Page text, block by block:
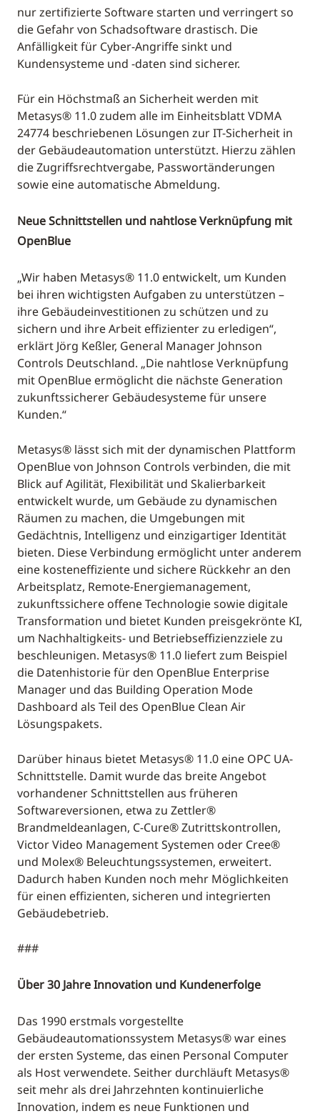
nur zertifizierte Software starten und verringert so
die Gefahr von Schadsoftware drastisch. Die
Anfälligkeit für Cyber-Angriffe sinkt und
Kundensysteme und -daten sind sicherer.
Für ein Höchstmaß an Sicherheit werden mit
Metasys® 11.0 zudem alle im Einheitsblatt VDMA
24774 beschriebenen Lösungen zur IT-Sicherheit in
der Gebäudeautomation unterstützt. Hierzu zählen
die Zugriffsrechtvergabe, Passwortänderungen
sowie eine automatische Abmeldung.
Neue Schnittstellen und nahtlose Verknüpfung mit
OpenBlue
„Wir haben Metasys® 11.0 entwickelt, um Kunden
bei ihren wichtigsten Aufgaben zu unterstützen –
ihre Gebäudeinvestitionen zu schützen und zu
sichern und ihre Arbeit effizienter zu erledigen“,
erklärt Jörg Keßler, General Manager Johnson
Controls Deutschland. „Die nahtlose Verknüpfung
mit OpenBlue ermöglicht die nächste Generation
zukunftssicherer Gebäudesysteme für unsere
Kunden.“
Metasys® lässt sich mit der dynamischen Plattform
OpenBlue von Johnson Controls verbinden, die mit
Blick auf Agilität, Flexibilität und Skalierbarkeit
entwickelt wurde, um Gebäude zu dynamischen
Räumen zu machen, die Umgebungen mit
Gedächtnis, Intelligenz und einzigartiger Identität
bieten. Diese Verbindung ermöglicht unter anderem
eine kosteneffiziente und sichere Rückkehr an den
Arbeitsplatz, Remote-Energiemanagement,
zukunftssichere offene Technologie sowie digitale
Transformation und bietet Kunden preisgekrönte KI,
um Nachhaltigkeits- und Betriebseffizienzziele zu
beschleunigen. Metasys® 11.0 liefert zum Beispiel
die Datenhistorie für den OpenBlue Enterprise
Manager und das Building Operation Mode
Dashboard als Teil des OpenBlue Clean Air
Lösungspakets.
Darüber hinaus bietet Metasys® 11.0 eine OPC UA-
Schnittstelle. Damit wurde das breite Angebot
vorhandener Schnittstellen aus früheren
Softwareversionen, etwa zu Zettler®
Brandmeldeanlagen, C-Cure® Zutrittskontrollen,
Victor Video Management Systemen oder Cree®
und Molex® Beleuchtungssystemen, erweitert.
Dadurch haben Kunden noch mehr Möglichkeiten
für einen effizienten, sicheren und integrierten
Gebäudebetrieb.
###
Über 30 Jahre Innovation und Kundenerfolge
Das 1990 erstmals vorgestellte
Gebäudeautomationssystem Metasys® war eines
der ersten Systeme, das einen Personal Computer
als Host verwendete. Seither durchläuft Metasys®
seit mehr als drei Jahrzehnten kontinuierliche
Innovation, indem es neue Funktionen und